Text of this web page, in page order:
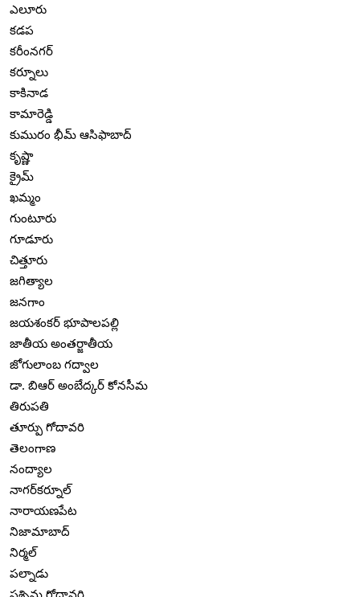
ఎలూరు
కడప
కరీంనగర్
కర్నూలు
కాకినాడ
కామారెడ్డి
కుమురం భీమ్ ఆసిఫాబాద్
కృష్ణా
క్రైమ్
ఖమ్మం
గుంటూరు
గూడూరు
చిత్తూరు
జగిత్యాల
జనగాం
జయశంకర్ భూపాలపల్లి
జాతీయ అంతర్జాతీయ
జోగులాంబ గద్వాల
డా. బిఆర్ అంబేద్కర్ కోనసీమ
తిరుపతి
తూర్పు గోదావరి
తెలంగాణ
నంద్యాల
నాగర్‌కర్నూల్
నారాయణపేట
నిజామాబాద్
నిర్మల్
పల్నాడు
పశ్చిమ గోదావరి